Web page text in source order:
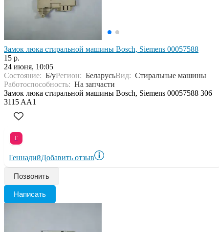
Замок люка стиральной машины Bosch, Siemens 00057588
15 р.
24 июня, 10:05
Состояние: Б/уРегион: БеларусьВид: Стиральные машины
Работоспособность: На запчасти
Замок люка стиральной машины Bosch, Siemens 00057588 306
3115 AA1
Г
ГеннадийДобавить отзыв
Позвонить
Написать